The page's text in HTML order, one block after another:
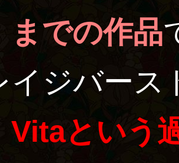
までの作品
イジバース
Vitaという